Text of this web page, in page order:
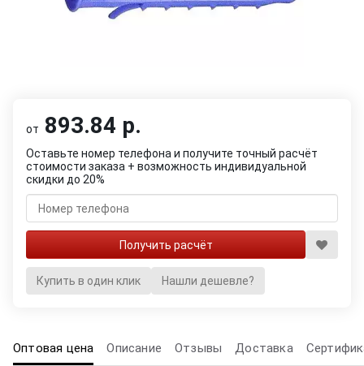
от 893.84 р.
Оставьте номер телефона и получите точный расчёт
стоимости заказа + возможность индивидуальной
скидки до 20%
Купить в один клик Нашли дешевле?
Оптовая цена Описание Отзывы Доставка